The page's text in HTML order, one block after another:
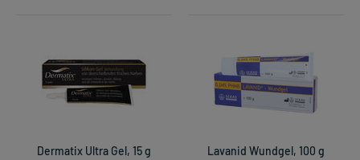
Dermatix Ultra Gel, 15 g
Lavanid Wundgel, 100 g